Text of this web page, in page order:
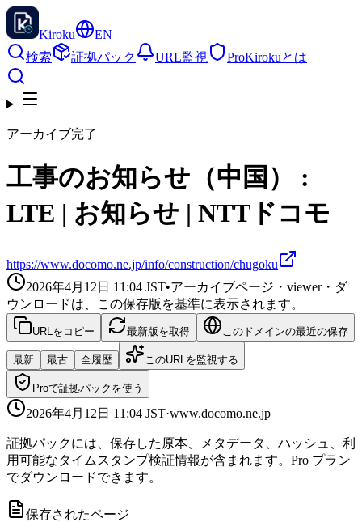
Kiroku
EN
検索
証拠パック URL監視 ProKirokuとは
アーカイブ完了
工事のお知らせ（中国） :
LTE | お知らせ | NTTドコモ
https://www.docomo.ne.jp/info/construction/chugoku
2026年4月12日 11:04 JST•アーカイブページ・viewer・ダ
ウンロードは、この保存版を基準に表示されます。
URLをコピー 最新版を取得 このドメインの最近の保存
最新 最古 全履歴 このURLを監視する
Proで証拠パックを使う
2026年4月12日 11:04 JST·www.docomo.ne.jp
証拠パックには、保存した原本、メタデータ、ハッシュ、利
用可能なタイムスタンプ検証情報が含まれます。Pro プラン
でダウンロードできます。
保存されたページ